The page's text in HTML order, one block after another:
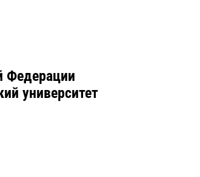
Федерации
университет